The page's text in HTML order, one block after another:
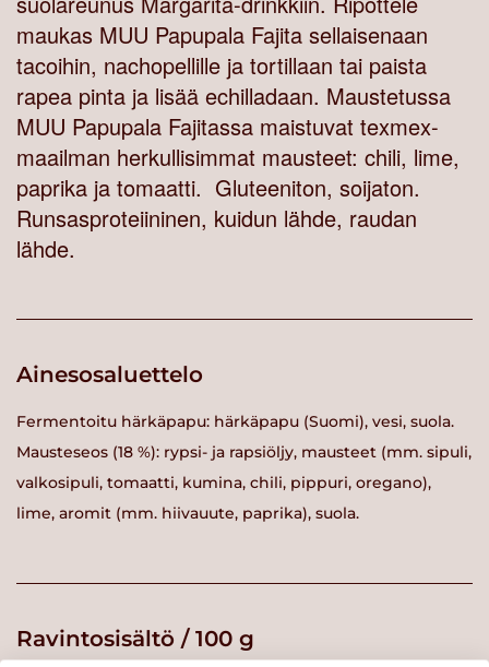
maukas MUU Papupala Fajita sellaisenaan
tacoihin, nachopellille ja tortillaan tai paista
rapea pinta ja lisää echilladaan. Maustetussa
MUU Papupala Fajitassa maistuvat texmex-
maailman herkullisimmat mausteet: chili, lime,
paprika ja tomaatti. Gluteeniton, soijaton.
Runsasproteiininen, kuidun lähde, raudan
lähde.
Ainesosaluettelo
Fermentoitu härkäpapu: härkäpapu (Suomi), vesi, suola.
Mausteseos (18 %): rypsi- ja rapsiöljy, mausteet (mm. sipuli,
valkosipuli, tomaatti, kumina, chili, pippuri, oregano),
lime, aromit (mm. hiivauute, paprika), suola.
Ravintosisältö / 100 g